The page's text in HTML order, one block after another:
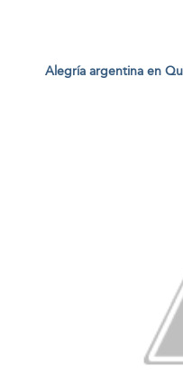
Alegría argentina en